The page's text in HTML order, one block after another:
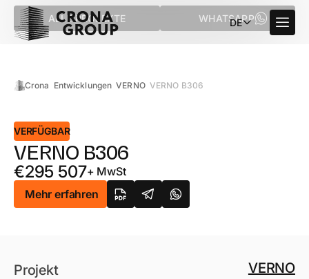
ALLE PROJEKTE WHATSAPP
DE
Crona Entwicklungen VERNO VERNO B306
VERFÜGBAR
VERNO B306
€295 507+ MwSt
Mehr erfahren
Projekt
VERNO